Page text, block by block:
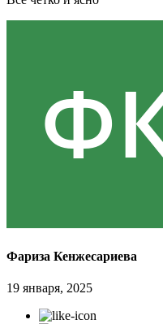
Фариза Кенжесариева
19 января, 2025